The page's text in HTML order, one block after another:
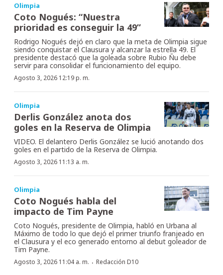
Olimpia
Coto Nogués: “Nuestra
prioridad es conseguir la 49”
Rodrigo Nogués dejó en claro que la meta de Olimpia sigue
siendo conquistar el Clausura y alcanzar la estrella 49. El
presidente destacó que la goleada sobre Rubio Ñu debe
servir para consolidar el funcionamiento del equipo.
Agosto 3, 2026 12:19 p. m.
Olimpia
Derlis González anota dos
goles en la Reserva de Olimpia
VIDEO. El delantero Derlis González se lució anotando dos
goles en el partido de la Reserva de Olimpia.
Agosto 3, 2026 11:13 a. m.
Olimpia
Coto Nogués habla del
impacto de Tim Payne
Coto Nogués, presidente de Olimpia, habló en Urbana al
Máximo de todo lo que dejó el primer triunfo franjeado en
el Clausura y el eco generado entorno al debut goleador de
Tim Payne.
Agosto 3, 2026 11:04 a. m. · Redacción D10